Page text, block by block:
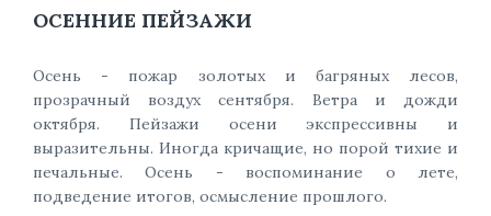
ОСЕННИЕ ПЕЙЗАЖИ
Осень - пожар золотых и багряных лесов,
прозрачный воздух сентября. Ветра и дожди
октября. Пейзажи осени экспрессивны и
выразительны. Иногда кричащие, но порой тихие и
печальные. Осень - воспоминание о лете,
подведение итогов, осмысление прошлого.